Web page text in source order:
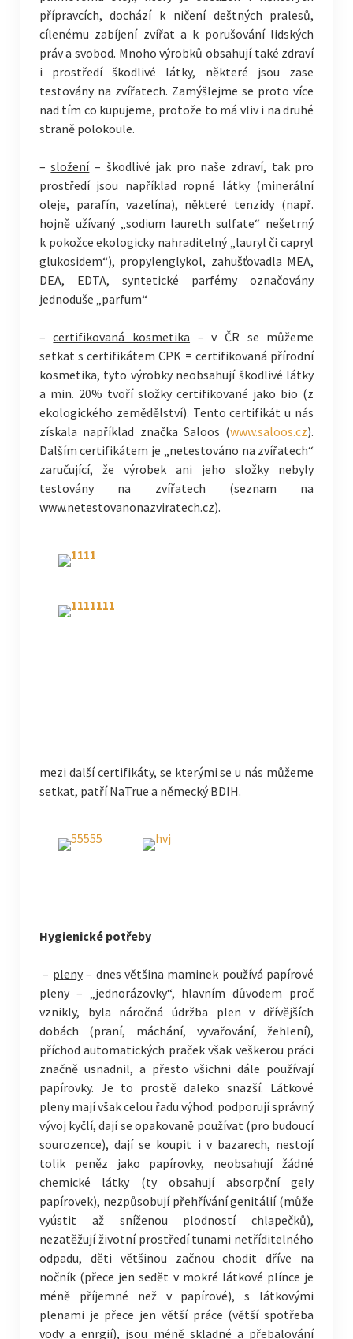
přípravcích, dochází k ničení deštných pralesů,
cílenému zabíjení zvířat a k porušování lidských
práv a svobod. Mnoho výrobků obsahují také zdraví
i prostředí škodlivé látky, některé jsou zase
testovány na zvířatech. Zamýšlejme se proto více
nad tím co kupujeme, protože to má vliv i na druhé
straně polokoule.
–složení– škodlivé jak pro naše zdraví, tak pro
prostředí jsou například ropné látky (minerální
oleje, parafín, vazelína), některé tenzidy (např.
hojně užívaný „sodium laureth sulfate“ nešetrný
k pokožce ekologicky nahraditelný „lauryl či capryl
glukosidem“), propylenglykol, zahušťovadla MEA,
DEA, EDTA, syntetické parfémy označovány
jednoduše „parfum“
–certifikovaná kosmetika – v ČR se můžeme
setkat s certifikátem CPK = certifikovaná přírodní
kosmetika, tyto výrobky neobsahují škodlivé látky
a min. 20% tvoří složky certifikované jako bio (z
ekologického zemědělství). Tento certifikát u nás
získala například značka Saloos (www.saloos.cz).
Dalším certifikátem je „netestováno na zvířatech“
zaručující, že výrobek ani jeho složky nebyly
testovány na zvířatech (seznam na
www.netestovanonazviratech.cz).
mezi další certifikáty, se kterými se u nás můžeme
setkat, patří NaTrue a německý BDIH.
Hygienické potřeby
– pleny– dnes většina maminek používá papírové
pleny – „jednorázovky“, hlavním důvodem proč
vznikly, byla náročná údržba plen v dřívějších
dobách (praní, máchání, vyvařování, žehlení),
příchod automatických praček však veškerou práci
značně usnadnil, a přesto všichni dále používají
papírovky. Je to prostě daleko snazší. Látkové
pleny mají však celou řadu výhod: podporují správný
vývoj kyčlí, dají se opakovaně používat (pro budoucí
sourozence), dají se koupit i v bazarech, nestojí
tolik peněz jako papírovky, neobsahují žádné
chemické látky (ty obsahují absorpční gely
papírovek), nezpůsobují přehřívání genitálií (může
vyústit až sníženou plodností chlapečků),
nezatěžují životní prostředí tunami netříditelného
odpadu, děti většinou začnou chodit dříve na
nočník (přece jen sedět v mokré látkové plínce je
méně příjemné než v papírové), s látkovými
plenami je přece jen větší práce (větší spotřeba
vody a enrgií), jsou méně skladné a přebalování